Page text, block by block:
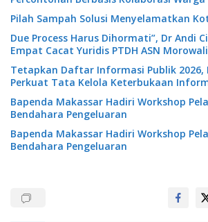
Pilah Sampah Solusi Menyelamatkan
Due Process Harus Dihormati”, Dr Andi
Empat Cacat Yuridis PTDH ASN Morowali
Tetapkan Daftar Informasi Publik 2026,
Perkuat Tata Kelola Keterbukaan
Bapenda Makassar Hadiri Workshop
Bendahara Pengeluaran
Bapenda Makassar Hadiri Workshop
Bendahara Pengeluaran